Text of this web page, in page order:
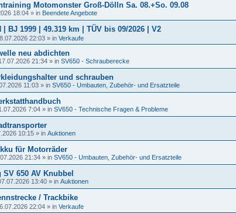
Motomonster Groß-Dölln Sa. 08.+So. 09.08
18:04 » in Beendete Angebote
| BJ 1999 | 49.319 km | TÜV bis 09/2026 | V2
22:03 » in Verkaufe
neu abdichten
21:34 » in SV650 - Schrauberecke
und schrauben
11:03 » in SV650 - Umbauten, Zubehör- und Ersatzteile
7:04 » in SV650 - Technische Fragen & Probleme
10:15 » in Auktionen
für Motorräder
21:34 » in SV650 - Umbauten, Zubehör- und Ersatzteile
650 AV Knubbel
13:40 » in Auktionen
/ Trackbike
22:04 » in Verkaufe